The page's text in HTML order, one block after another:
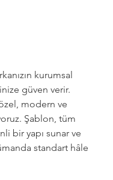
kurumsal
güven verir.
modern ve
Şablon, tüm
bir yapı sunar ve
standart hâle